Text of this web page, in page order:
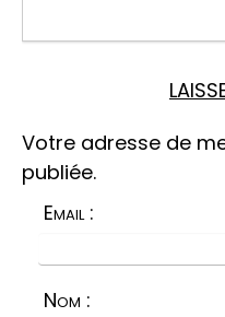
Votre adresse de
publiée.
Email :
Nom :